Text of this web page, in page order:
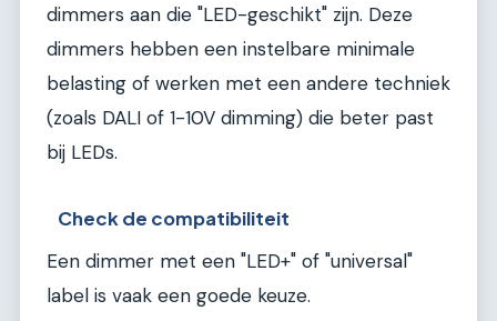
dimmers aan die "LED-geschikt" zijn. Deze
dimmers hebben een instelbare minimale
belasting of werken met een andere techniek
(zoals DALI of 1-10V dimming) die beter past
bij LEDs.
Check de compatibiliteit
Een dimmer met een "LED+" of "universal"
label is vaak een goede keuze.